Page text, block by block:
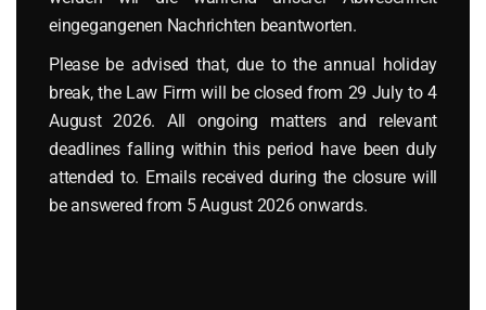
Steuerliche
Rahmenbedingungen für die
polnische GmbH (sp. z o. o.)
DieKörperschaftsteuer (CIT)beträgt in Polen
19% im allgemeinen Regime. Kleine
Steuerpflichtige mit einem Jahresumsatz bis zu 2
eingegangenen Nachrichten beantworten.
Please be advised that, due to the annual holiday
break, the Law Firm will be closed from 29 July to 4
August 2026. All ongoing matters and relevant
deadlines falling within this period have been duly
attended to. Emails received during the closure will
be answered from 5 August 2026 onwards.